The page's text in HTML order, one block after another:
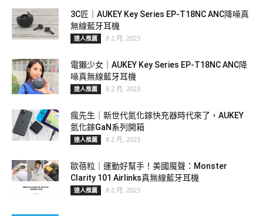
3C匠｜AUKEY Key Series EP-T18NC ANC降噪真
無線藍牙耳機
達人推薦 8 2 月, 2023
電獺少女｜AUKEY Key Series EP-T18NC ANC降
噪真無線藍牙耳機
達人推薦 8 2 月, 2023
瘋先生｜新世代氮化鎵快充器時代來了，AUKEY
氮化鎵GaN系列開箱
達人推薦 8 2 月, 2023
歐蓓粒｜運動好幫手！美國魔聲：Monster
Clarity 101 Airlinks真無線藍牙耳機
達人推薦 8 2 月, 2023